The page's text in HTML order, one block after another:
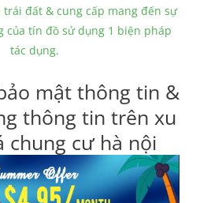
đất & cung cấp mang đến sự
của tín đồ sử dụng 1 biện pháp
tác dụng.
mật thông tin &
thông tin trên xu
chung cư hà nội